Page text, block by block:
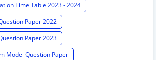
Time Table 2023 - 2024
Paper 2022
Paper 2023
Model Question Paper